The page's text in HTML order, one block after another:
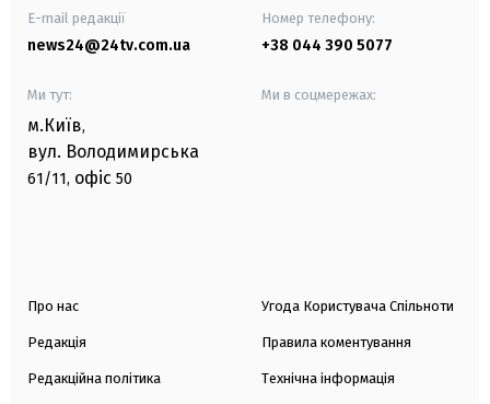
E-mail редакції
news24@24tv.com.ua
Номер телефону:
+38 044 390 5077
Ми тут:
м.Київ,
вул. Володимирська
61/11, офіс 50
Ми в соцмережах:
Про нас
Редакція
Редакційна політика
Угода Користувача Спільноти
Правила коментування
Технічна інформація